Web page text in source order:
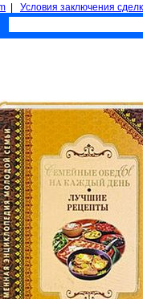
Условия заключения